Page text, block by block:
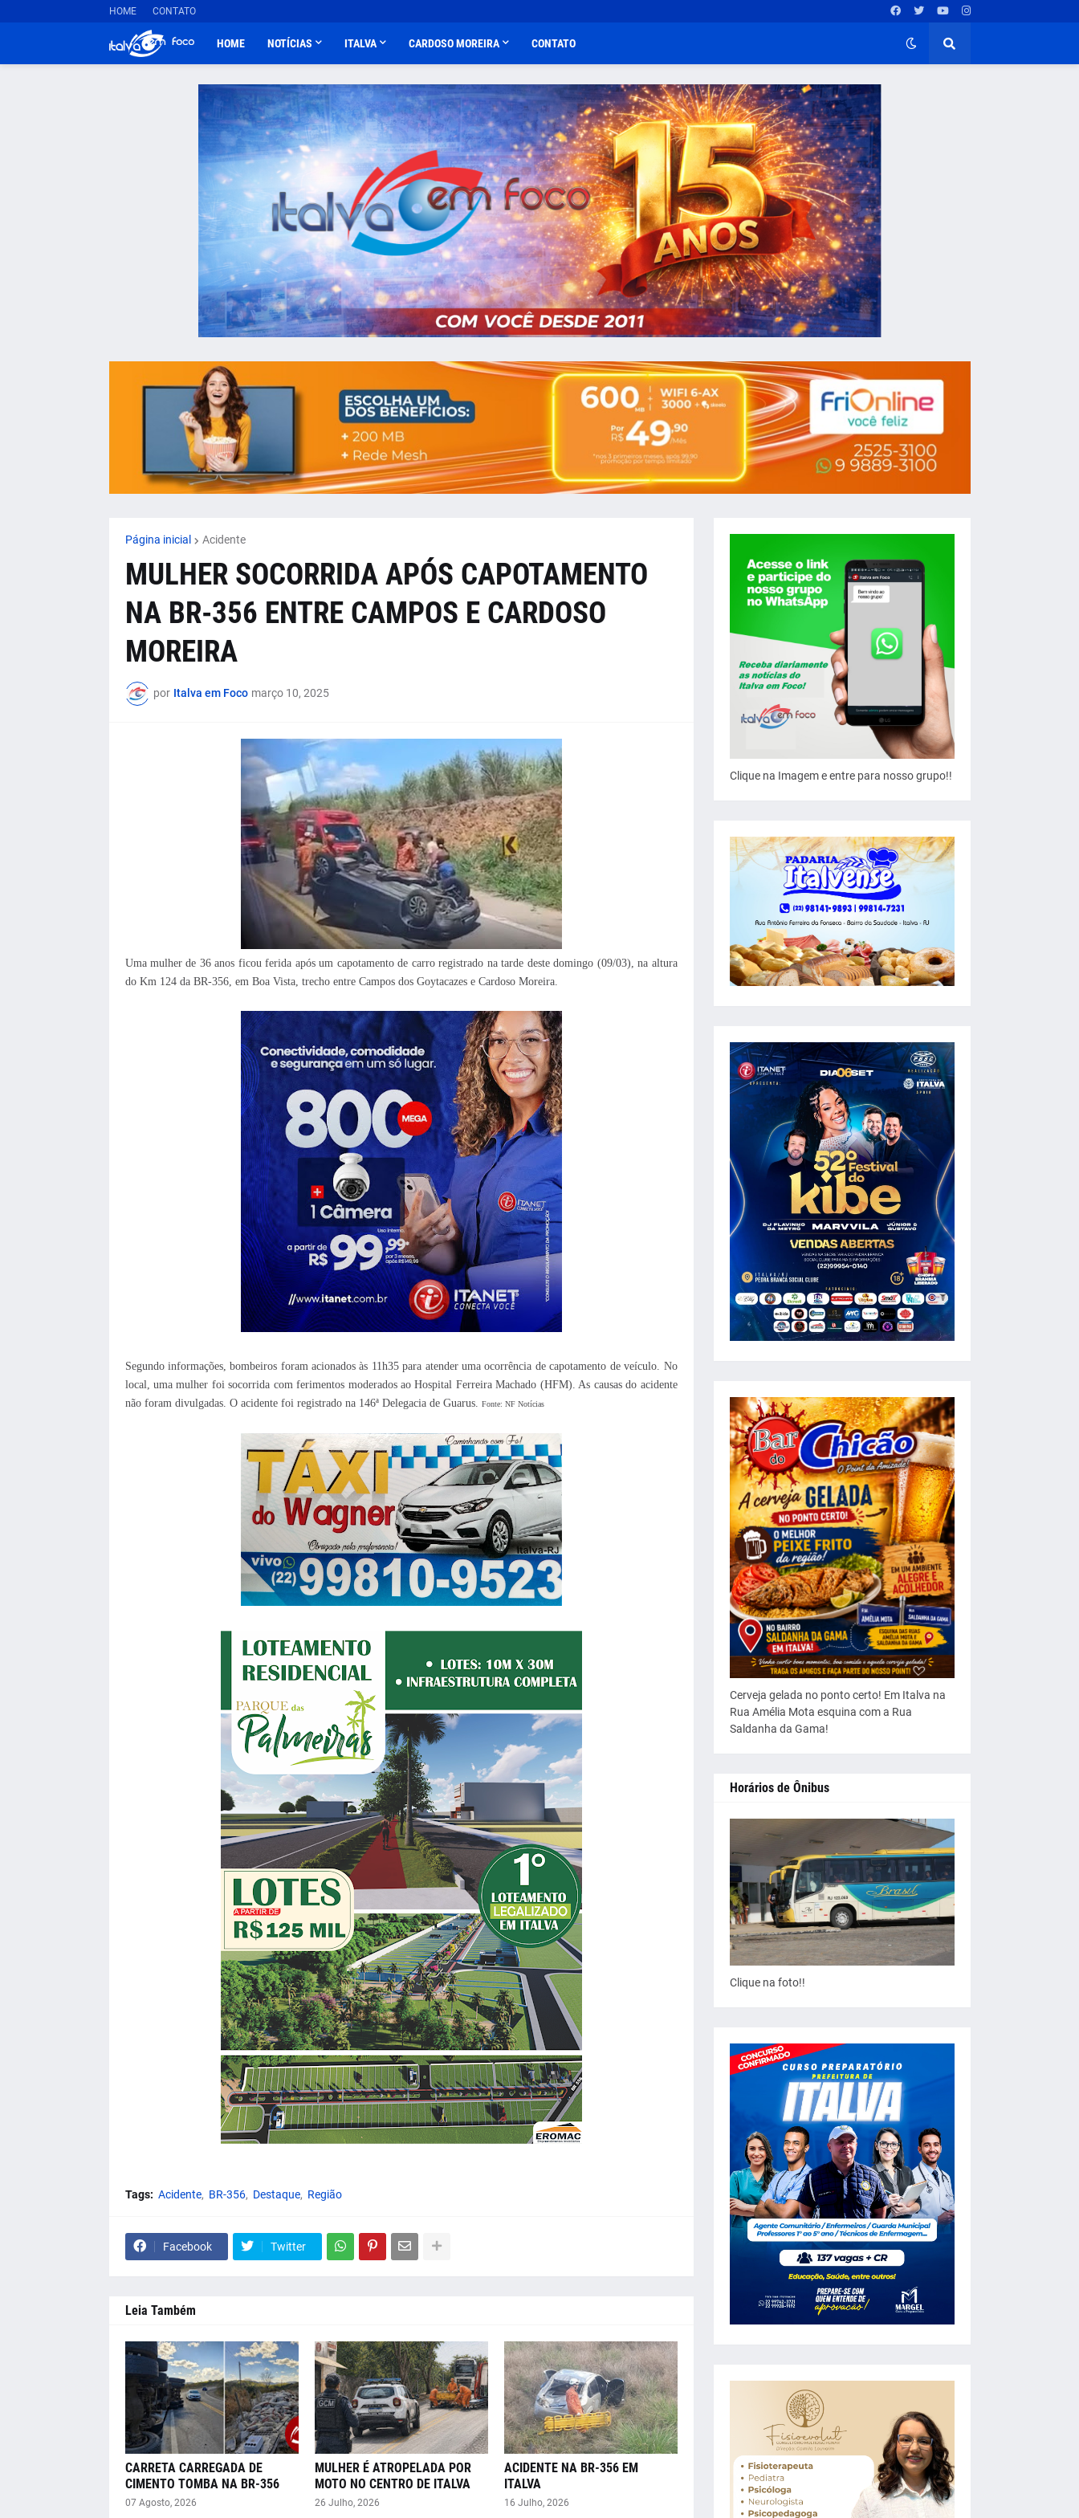
HOME CONTATO
HOME NOTÍCIAS ITALVA CARDOSO MOREIRA CONTATO
Página inicial Acidente
MULHER SOCORRIDA APÓS CAPOTAMENTO
NA BR-356 ENTRE CAMPOS E CARDOSO
MOREIRA
por Italva em Foco março 10, 2025
Uma mulher de 36 anos ficou ferida após um capotamento de carro registrado na tarde deste domingo (09/03), na altura
do Km 124 da BR-356, em Boa Vista, trecho entre Campos dos Goytacazes e Cardoso Moreira.
Segundo informações, bombeiros foram acionados às 11h35 para atender uma ocorrência de capotamento de veículo. No
local, uma mulher foi socorrida com ferimentos moderados ao Hospital Ferreira Machado (HFM). As causas do acidente
não foram divulgadas. O acidente foi registrado na 146ª Delegacia de Guarus. Fonte: NF Notícias
Tags: Acidente BR-356 Destaque Região
Facebook Twitter
Leia Também
CARRETA CARREGADA DE
CIMENTO TOMBA NA BR-356
07 Agosto, 2026
MULHER É ATROPELADA POR
MOTO NO CENTRO DE ITALVA
26 Julho, 2026
ACIDENTE NA BR-356 EM
ITALVA
16 Julho, 2026
Clique na Imagem e entre para nosso grupo!!
Cerveja gelada no ponto certo! Em Italva na
Rua Amélia Mota esquina com a Rua
Saldanha da Gama!
Horários de Ônibus
Clique na foto!!